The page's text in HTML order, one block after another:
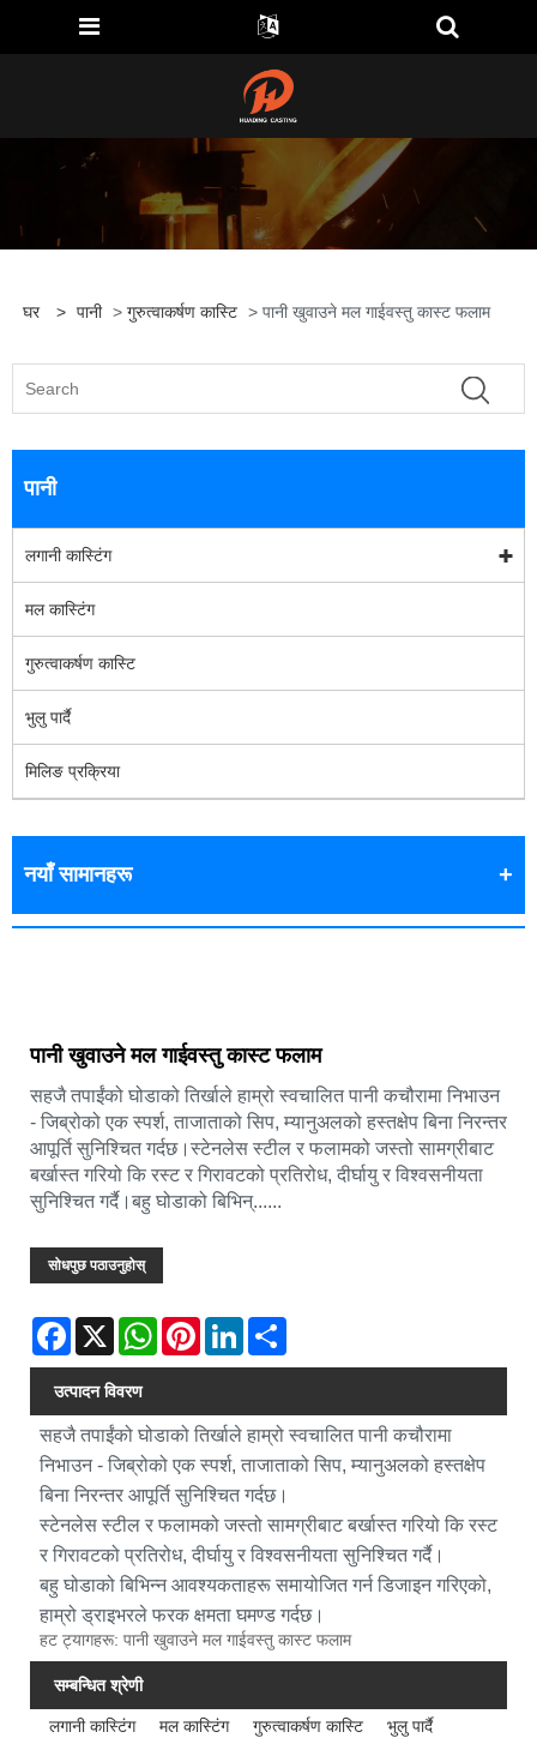
घर > पानी > गुरुत्वाकर्षण कास्टि > पानी खुवाउने मल गाईवस्तु कास्ट फलाम
पानी
लगानी कास्टिंग
मल कास्टिंग
गुरुत्वाकर्षण कास्टि
भुलु पार्दै
मिलिङ प्रक्रिया
नयाँ सामानहरू
पानी खुवाउने मल गाईवस्तु कास्ट फलाम
सहजै तपाईंको घोडाको तिर्खाले हाम्रो स्वचालित पानी कचौरामा निभाउन
- जिब्रोको एक स्पर्श, ताजाताको सिप, म्यानुअलको हस्तक्षेप बिना निरन्तर
आपूर्ति सुनिश्चित गर्दछ।स्टेनलेस स्टील र फलामको जस्तो सामग्रीबाट
बर्खास्त गरियो कि रस्ट र गिरावटको प्रतिरोध, दीर्घायु र विश्वसनीयता
सुनिश्चित गर्दै।बहु घोडाको बिभिन्......
सोधपुछ पठाउनुहोस्
Facebook
X WhatsAppPinterestLinkedIn
उत्पादन विवरण
सहजै तपाईंको घोडाको तिर्खाले हाम्रो स्वचालित पानी कचौरामा
निभाउन - जिब्रोको एक स्पर्श, ताजाताको सिप, म्यानुअलको हस्तक्षेप
बिना निरन्तर आपूर्ति सुनिश्चित गर्दछ।
स्टेनलेस स्टील र फलामको जस्तो सामग्रीबाट बर्खास्त गरियो कि रस्ट
र गिरावटको प्रतिरोध, दीर्घायु र विश्वसनीयता सुनिश्चित गर्दै।
बहु घोडाको बिभिन्न आवश्यकताहरू समायोजित गर्न डिजाइन गरिएको,
हाम्रो ड्राइभरले फरक क्षमता घमण्ड गर्दछ।
हट ट्यागहरू: पानी खुवाउने मल गाईवस्तु कास्ट फलाम
सम्बन्धित श्रेणी
लगानी कास्टिंग मल कास्टिंग गुरुत्वाकर्षण कास्टि
भुलु पार्दै